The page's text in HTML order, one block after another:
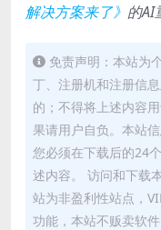
解决方案来了》 的AI
免责声明：本站为
丁、注册机和注册信
的；不得将上述内容
果请用户自负。本站
您必须在下载后的24
述内容。 访问和下载
站为非盈利性站点，
功能，本站不贩卖软